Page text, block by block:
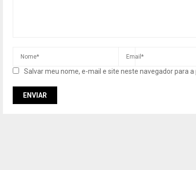
Salvar meu nome, e-mail e site neste navegador para